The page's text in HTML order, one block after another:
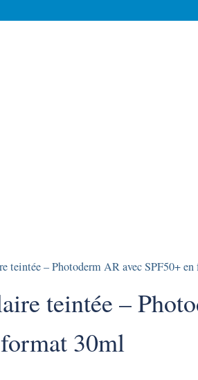
teintée – Photoderm AR avec SPF50+
teintée –
30ml